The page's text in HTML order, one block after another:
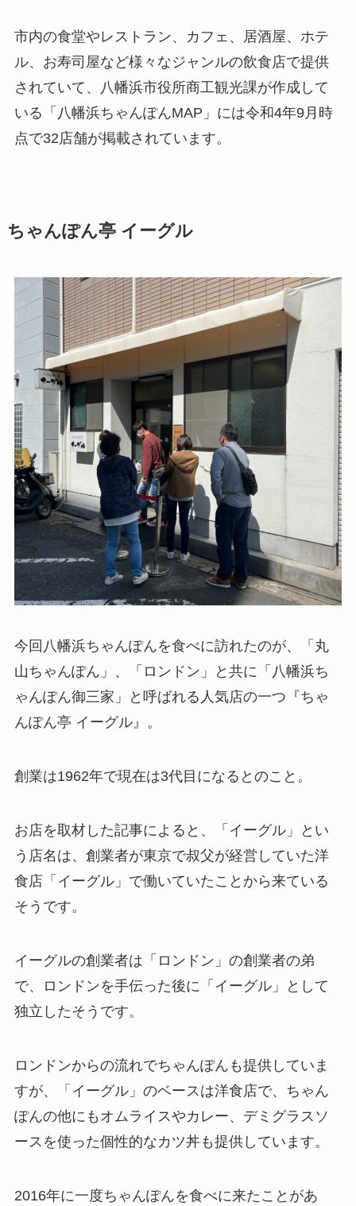
市内の食堂やレストラン、カフェ、居酒屋、ホテ
ル、お寿司屋など様々なジャンルの飲食店で提供
されていて、八幡浜市役所商工観光課が作成して
いる「八幡浜ちゃんぽんMAP」には令和4年9月時
点で32店舗が掲載されています。
ちゃんぽん亭 イーグル
今回八幡浜ちゃんぽんを食べに訪れたのが、「丸
山ちゃんぽん」、「ロンドン」と共に「八幡浜ち
ゃんぽん御三家」と呼ばれる人気店の一つ『ちゃ
んぽん亭 イーグル』。
創業は1962年で現在は3代目になるとのこと。
お店を取材した記事によると、「イーグル」とい
う店名は、創業者が東京で叔父が経営していた洋
食店「イーグル」で働いていたことから来ている
そうです。
イーグルの創業者は「ロンドン」の創業者の弟
で、ロンドンを手伝った後に「イーグル」として
独立したそうです。
ロンドンからの流れでちゃんぽんも提供していま
すが、「イーグル」のベースは洋食店で、ちゃん
ぽんの他にもオムライスやカレー、デミグラスソ
ースを使った個性的なカツ丼も提供しています。
2016年に一度ちゃんぽんを食べに来たことがあ